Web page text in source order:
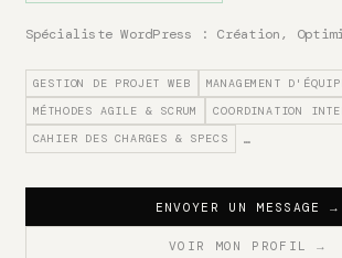
Spécialiste WordPress : Création,
GESTION DE PROJET WEB
MANAGEMENT
MÉTHODES AGILE & SCRUM
COORDINATION
CAHIER DES CHARGES & SPECS
…
ENVOYER UN MESSAGE→
VOIR MON PROFIL →